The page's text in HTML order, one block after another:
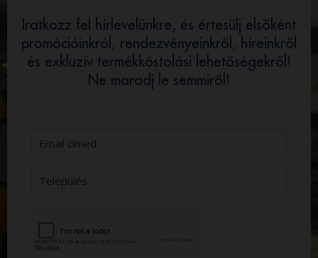
Iratkozz fel hírlevelünkre, és értesülj elsőként
promócióinkról, rendezvényeinkről, híreinkről
és exkluzív termékkóstolási lehetőségekről!
Ne maradj le semmiről!